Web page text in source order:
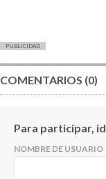
PUBLICIDAD
COMENTARIOS (0)
Para participar,
NOMBRE DE USUARIO